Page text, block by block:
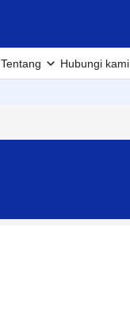
Tentang Hubungi kami